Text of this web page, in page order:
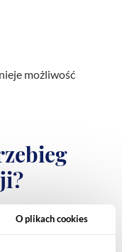
możliwość
O plikach cookies